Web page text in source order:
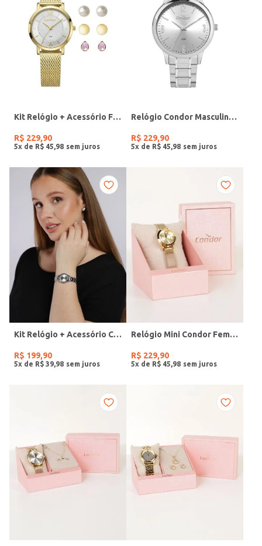
Kit Relógio + Acessório Feminino DOURADO
R$ 229,90
5x de R$ 45 98
Relógio Condor Masculino PRATA
R$ 229,90
5x de R$ 45 98
Kit Relógio + Acessório Condor Feminino PRATA
R$ 199,90
5x de R$ 39 98
Relógio Mini Condor Feminino DOURADO
R$ 229,90
5x de R$ 45 98